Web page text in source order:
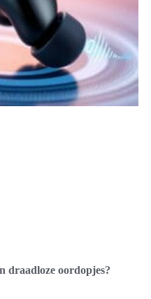
draadloze oordopjes?